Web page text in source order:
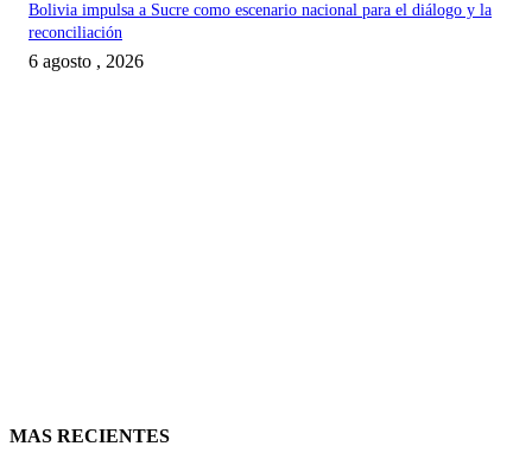
Bolivia impulsa a Sucre como escenario nacional para el diálogo y la
reconciliación
6 agosto , 2026
MAS RECIENTES